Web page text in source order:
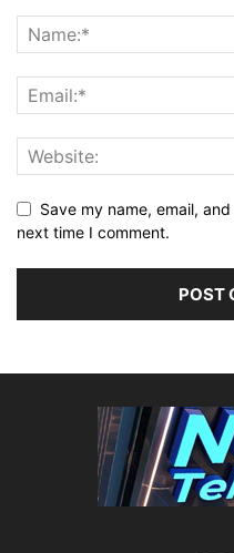
Save my name, email,
next time I comment.